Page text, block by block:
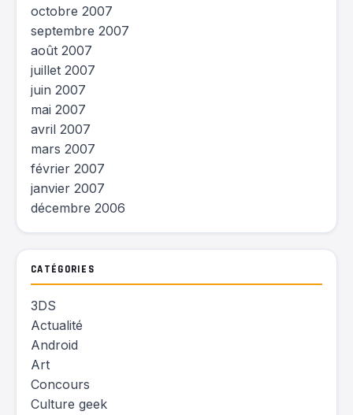
octobre 2007
septembre 2007
août 2007
juillet 2007
juin 2007
mai 2007
avril 2007
mars 2007
février 2007
janvier 2007
décembre 2006
CATÉGORIES
3DS
Actualité
Android
Art
Concours
Culture geek